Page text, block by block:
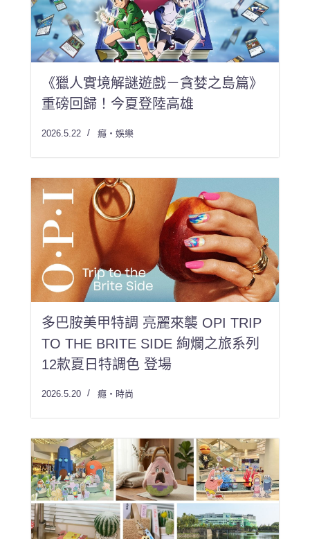
《獵人實境解謎遊戲－貪婪之島篇》
重磅回歸！今夏登陸高雄
2026.5.22 癮・娛樂
多巴胺美甲特調 亮麗來襲 OPI TRIP
TO THE BRITE SIDE 絢爛之旅系列
12款夏日特調色 登場
2026.5.20 癮・時尚